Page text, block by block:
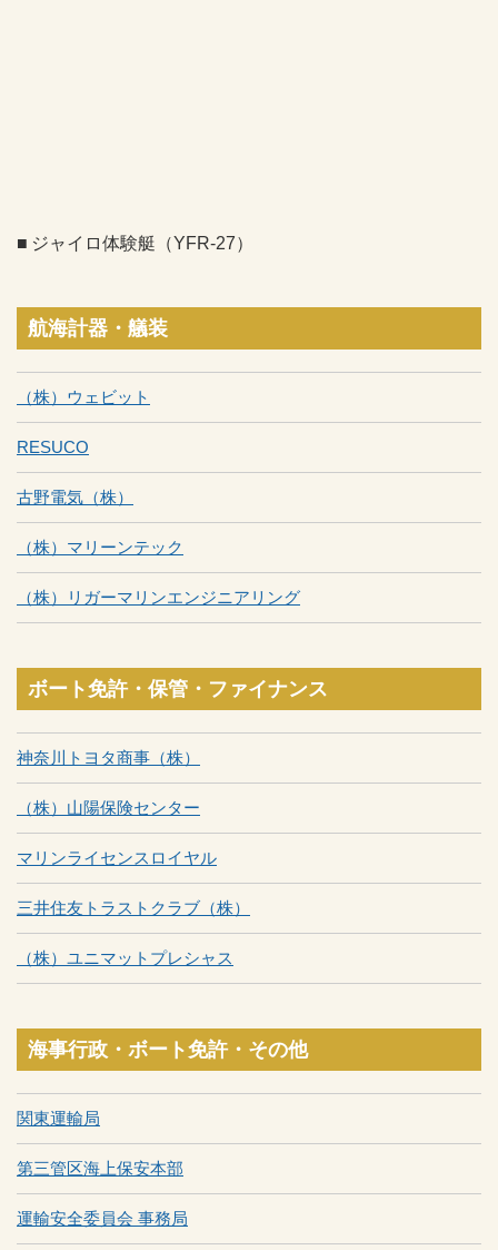
ジャイロ体験艇（YFR-27）
航海計器・艤装
（株）ウェビット
RESUCO
古野電気（株）
（株）マリーンテック
（株）リガーマリンエンジニアリング
ボート免許・保管・ファイナンス
神奈川トヨタ商事（株）
（株）山陽保険センター
マリンライセンスロイヤル
三井住友トラストクラブ（株）
（株）ユニマットプレシャス
海事行政・ボート免許・その他
関東運輸局
第三管区海上保安本部
運輸安全委員会 事務局